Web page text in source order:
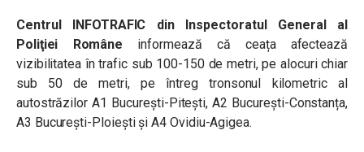
Centrul INFOTRAFIC din Inspectoratul General al
Poliţiei Române
informează că ceața afectează
vizibilitatea în trafic sub 100-150 de metri, pe alocuri chiar
sub 50 de metri, pe întreg tronsonul kilometric al
autostrăzilor A1 București-Pitești, A2 București-Constanța,
A3 București-Ploiești și A4 Ovidiu-Agigea.